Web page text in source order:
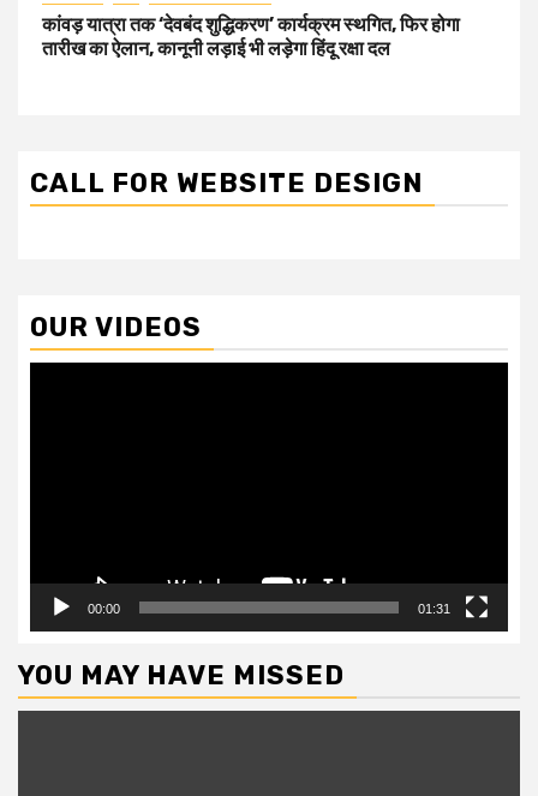
कांवड़ यात्रा तक ‘देवबंद शुद्धिकरण’ कार्यक्रम स्थगित, फिर होगा
तारीख का ऐलान, कानूनी लड़ाई भी लड़ेगा हिंदू रक्षा दल
CALL FOR WEBSITE DESIGN
OUR VIDEOS
00:00 01:31
YOU MAY HAVE MISSED